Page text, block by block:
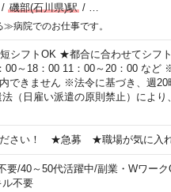
/ 磯部(石川県)駅/
病院でのお仕事です。
シフトOK ★都合に合わせてシフ
00～18：00 11：00～20：00 な
できません ※法令に基づき、週
（日雇い派遣の原則禁止）によ
ださい！ ★急募 ★職場が気に入れ
要/40～50代活躍中/副業・Wワーク
不要